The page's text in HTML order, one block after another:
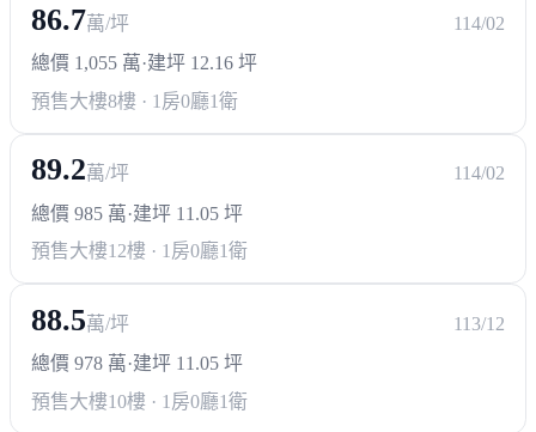
86.7萬/坪
114/02
總價 1,055 萬·建坪 12.16 坪
預售大樓8樓 · 1房0廳1衛
89.2萬/坪
114/02
總價 985 萬·建坪 11.05 坪
預售大樓12樓 · 1房0廳1衛
88.5萬/坪
113/12
總價 978 萬·建坪 11.05 坪
預售大樓10樓 · 1房0廳1衛